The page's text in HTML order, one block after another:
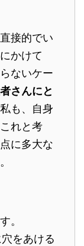
接的でい
かけて
ないケー
さんにと
も、自身
れと考
に多大な
。
をあける